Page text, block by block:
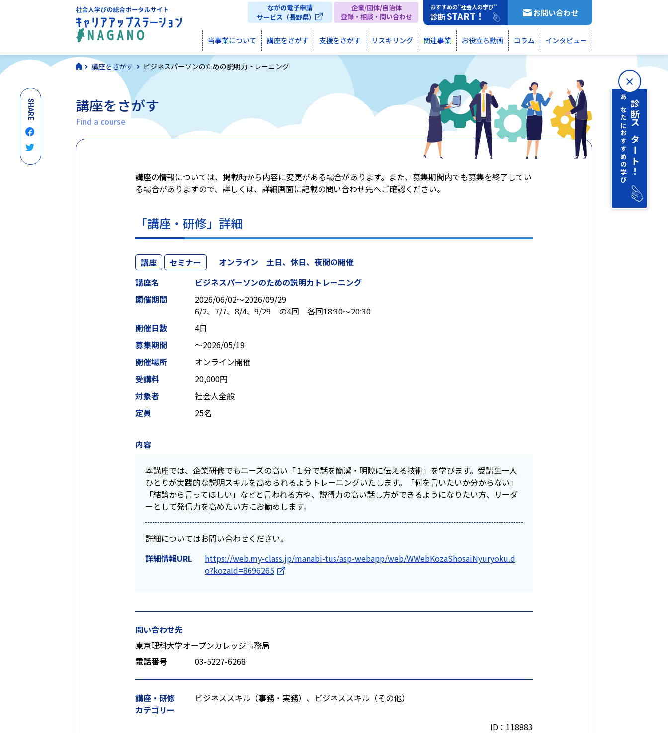
当事業について 講座をさがす 支援をさがす リスキリング 関連事業 お役立ち動画 コラム インタビュー
おすすめの”社会人の学び”
診断START！
企業/団体/自治体
登録・相談・問い合わせ
ながの電子申請
サービス（長野県）
お問い合わせ
講座をさがす ビジネスパーソンのための説明力トレーニング
講座をさがす
Find a course
講座の情報については、掲載時から内容に変更がある場合があります。また、募集期間内でも募集を終了してい
る場合がありますので、詳しくは、詳細画面に記載の問い合わせ先へご確認ください。
「講座・研修」詳細
講座 セミナー
オンライン 土日、休日、夜間の開催
講座名
ビジネスパーソンのための説明力トレーニング
開催期間
2026/06/02〜2026/09/29
6/2、7/7、8/4、9/29 の4回 各回18:30～20:30
開催日数
4日
募集期間
〜2026/05/19
開催場所
オンライン開催
受講料
20,000円
対象者
社会人全般
定員
25名
内容
本講座では、企業研修でもニーズの高い「１分で話を簡潔・明瞭に伝える技術」を学びます。受講生一人
ひとりが実践的な説明スキルを高められるようトレーニングいたします。「何を言いたいか分からない」
「結論から言ってほしい」などと言われる方や、説得力の高い話し方ができるようになりたい方、リーダ
ーとして発信力を高めたい方にお勧めします。
詳細についてはお問い合わせください。
詳細情報URL
https://web.my-class.jp/manabi-tus/asp-webapp/web/WWebKozaShosaiNyuryoku.d
o?kozaId=8696265
問い合わせ先
東京理科大学オープンカレッジ事務局
電話番号
03-5227-6268
講座・研修
カテゴリー
ビジネススキル（事務・実務）、ビジネススキル（その他）
ID：118883
SHARE あなたにおすすめの学び診断 スタート！